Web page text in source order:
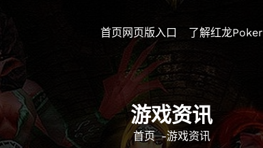
首页网页版入口 了解红龙poker
游戏资讯
首页 -游戏资讯